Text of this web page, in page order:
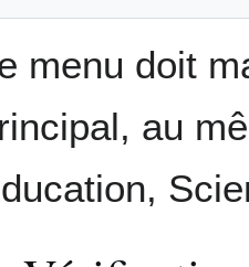
menu doit
au